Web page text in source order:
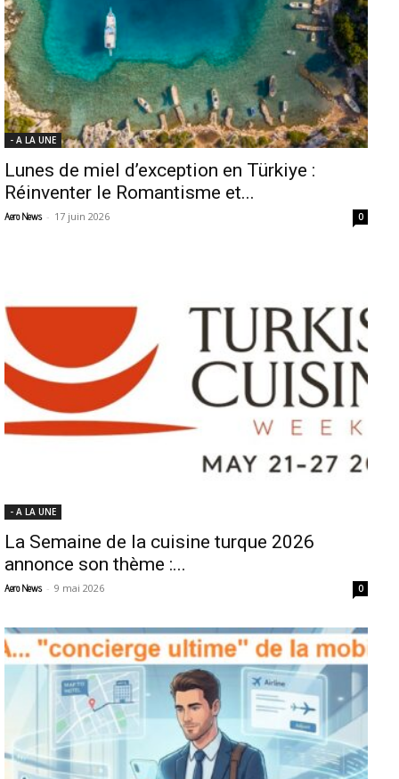
- A LA UNE
Lunes de miel d’exception en Türkiye :
Réinventer le Romantisme et...
Aero News - 17 juin 2026 0
- A LA UNE
La Semaine de la cuisine turque 2026
annonce son thème :...
Aero News - 9 mai 2026 0